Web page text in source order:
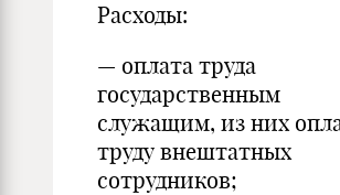
Расходы:
— оплата труда
государственным
служащим, из них
труду внештатных
сотрудников;